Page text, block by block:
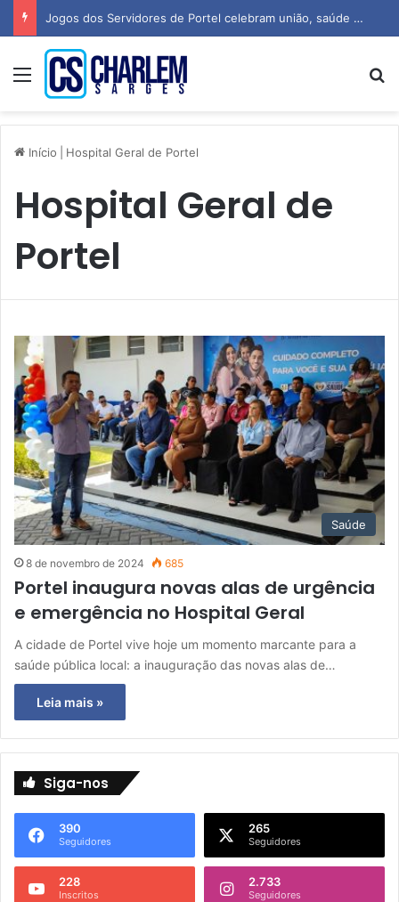
Jogos dos Servidores de Portel celebram união, saúde e espírito esportivo
Menu
Início Hospital Geral de Portel
Hospital Geral de
Portel
Saúde
8 de novembro de 2024 685
Portel inaugura novas alas de urgência
e emergência no Hospital Geral
A cidade de Portel vive hoje um momento marcante para a
saúde pública local: a inauguração das novas alas de…
Leia mais »
Siga-nos
390
Seguidores
265
Seguidores
228
Inscritos
2.733
Seguidores